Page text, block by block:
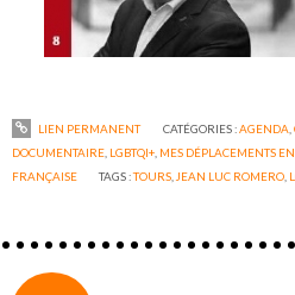
LIEN PERMANENT CATÉGORIES :AGENDA
DOCUMENTAIRE LGBTQI+ MES DÉPLACEMENTS
FRANÇAISE
TAGS :TOURS JEAN LUC ROMERO